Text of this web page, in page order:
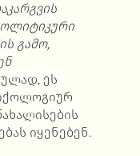
გამო,
ეს
იყენებენ.